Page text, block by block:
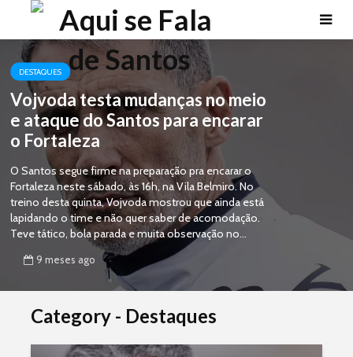
DESTAQUES
Vojvoda testa mudanças no meio
e ataque do Santos para encarar
o Fortaleza
O Santos segue firme na preparação pra encarar o
Fortaleza neste sábado, às 16h, na Vila Belmiro. No
treino desta quinta, Vojvoda mostrou que ainda está
lapidando o time e não quer saber de acomodação.
Teve tático, bola parada e muita observação no...
9 meses ago
Category - Destaques